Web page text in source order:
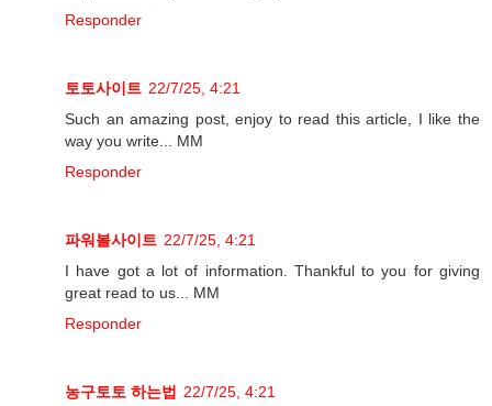
Responder
토토사이트 22/7/25, 4:21
Such an amazing post, enjoy to read this article, I like the
way you write... MM
Responder
파워볼사이트 22/7/25, 4:21
I have got a lot of information. Thankful to you for giving
great read to us... MM
Responder
농구토토 하는법 22/7/25, 4:21